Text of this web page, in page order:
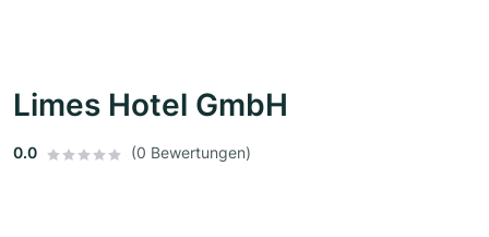
Limes Hotel GmbH
0.0 (0 Bewertungen)